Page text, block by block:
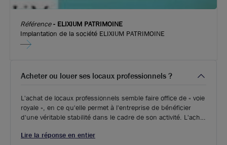
Référence- ELIXIUM PATRIMOINE
Implantation de la société ELIXIUM PATRIMOINE
Acheter ou louer ses locaux professionnels ?
L'achat de locaux professionnels semble faire office de « voie
royale », en ce qu'elle permet à l'entreprise de bénéficier
d'une véritable stabilité dans le cadre de son activité. L'achat
d'éliminer les frais de location qui peuvent de surcroît varier.
Lire la réponse en entier